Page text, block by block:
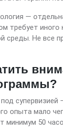
—
требует иного
среды. Не все
супервизией
опыта мало
минимум 50